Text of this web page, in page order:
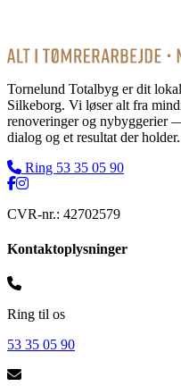
Tornelund Totalbyg er dit
Silkeborg. Vi løser alt fra
renoveringer og nybyggerier
dialog og et resultat der holder.
Ring 53 35 05 90
CVR-nr.: 42702579
Kontaktoplysninger
Ring til os
53 35 05 90